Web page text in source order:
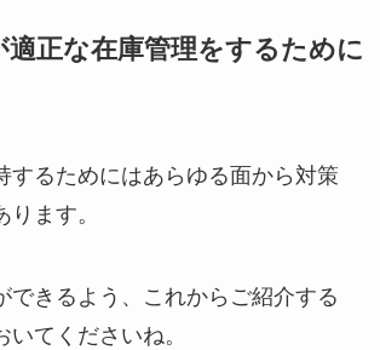
適正な在庫管理をするために
するためにはあらゆる面から対策
ます。
できるよう、これからご紹介する
てくださいね。